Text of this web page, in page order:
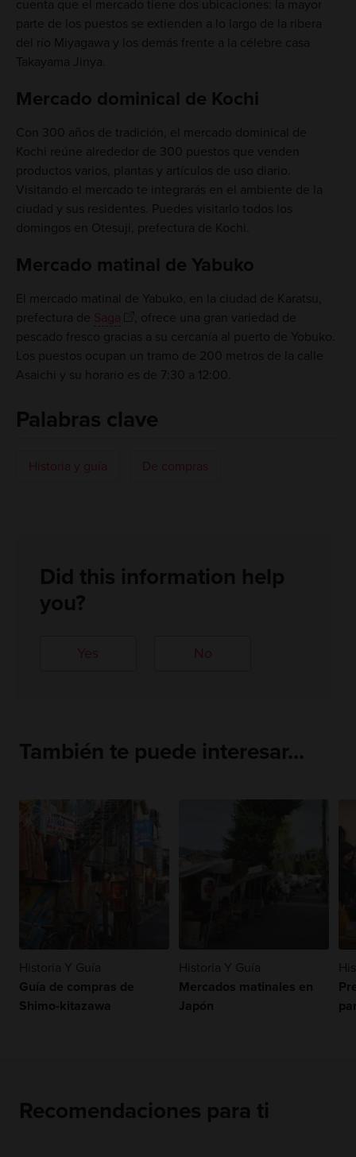
cuenta que el mercado tiene dos ubicaciones: la mayor
parte de los puestos se extienden a lo largo de la ribera
del río Miyagawa y los demás frente a la célebre casa
Takayama Jinya.
Mercado dominical de Kochi
Con 300 años de tradición, el mercado dominical de
Kochi reúne alrededor de 300 puestos que venden
productos varios, plantas y artículos de uso diario.
Visitando el mercado te integrarás en el ambiente de la
ciudad y sus residentes. Puedes visitarlo todos los
domingos en Otesuji, prefectura de Kochi.
Mercado matinal de Yabuko
El mercado matinal de Yabuko, en la ciudad de Karatsu,
prefectura de Saga
, ofrece una gran variedad de
pescado fresco gracias a su cercanía al puerto de Yobuko.
Los puestos ocupan un tramo de 200 metros de la calle
Asaichi y su horario es de 7:30 a 12:00.
Palabras clave
Historia y guía De compras
Did this information help
you?
Yes No
También te puede interesar...
Historia Y Guía
Guía de compras de
Shimo-kitazawa
Historia Y Guía
Mercados matinales en
Japón
Recomendaciones para ti